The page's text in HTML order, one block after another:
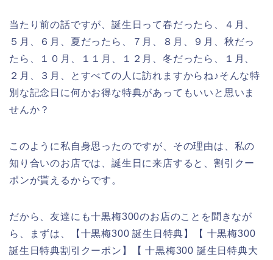
当たり前の話ですが、誕生日って春だったら、４月、
５月、６月、夏だったら、７月、８月、９月、秋だっ
たら、１０月、１１月、１２月、冬だったら、１月、
２月、３月、とすべての人に訪れますからね♪そんな特
別な記念日に何かお得な特典があってもいいと思いま
せんか？
このように私自身思ったのですが、その理由は、私の
知り合いのお店では、誕生日に来店すると、割引クー
ポンが貰えるからです。
だから、友達にも十黒梅300のお店のことを聞きなが
ら、まずは、【十黒梅300 誕生日特典】【 十黒梅300
誕生日特典割引クーポン】【 十黒梅300 誕生日特典大